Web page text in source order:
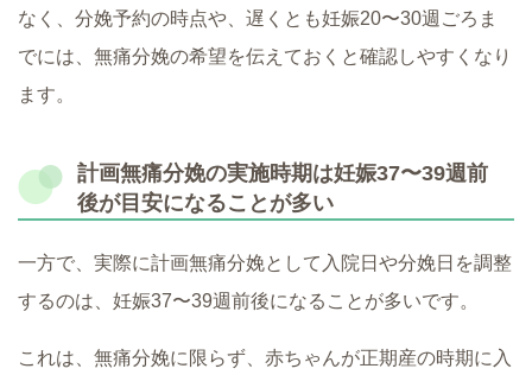
なく、分娩予約の時点や、遅くとも妊娠20〜30週ごろま
でには、無痛分娩の希望を伝えておくと確認しやすくなり
ます。
計画無痛分娩の実施時期は妊娠37〜39週前
後が目安になることが多い
一方で、実際に計画無痛分娩として入院日や分娩日を調整
するのは、妊娠37〜39週前後になることが多いです。
これは、無痛分娩に限らず、赤ちゃんが正期産の時期に入